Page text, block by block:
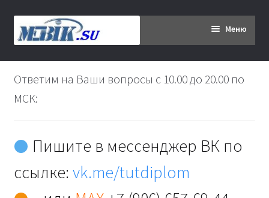
Перейти
к
Перейти
к
Меню
Главная
Дипломникам
Ответим на Ваши вопросы с 10.00 до 20.00 по
МСК:
Пишите в мессенджер ВК по
ссылке:vk.me/tutdiplom